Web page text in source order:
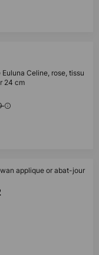
Celine, rose, tissu
24 cm
applique or abat-jour